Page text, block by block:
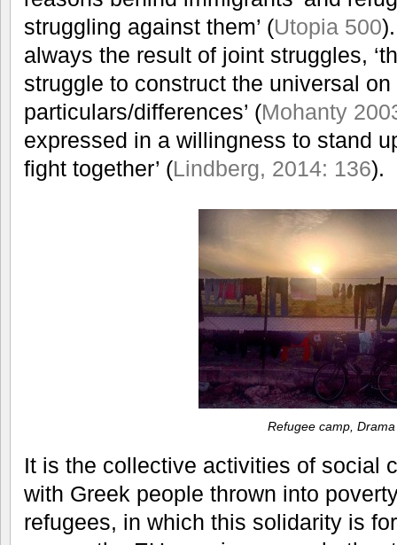
struggling against them’ (Utopia 500
always the result of joint struggles,
struggle to construct the universal
particulars/differences’ (Mohanty
expressed in a willingness to stand
fight together’ (Lindberg, 2014: 136).
Refugee camp, Drama
It is the collective activities of social
with Greek people thrown into
refugees, in which this solidarity is